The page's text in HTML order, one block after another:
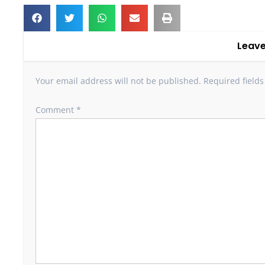
Your email address will not be published. Required
Comment *